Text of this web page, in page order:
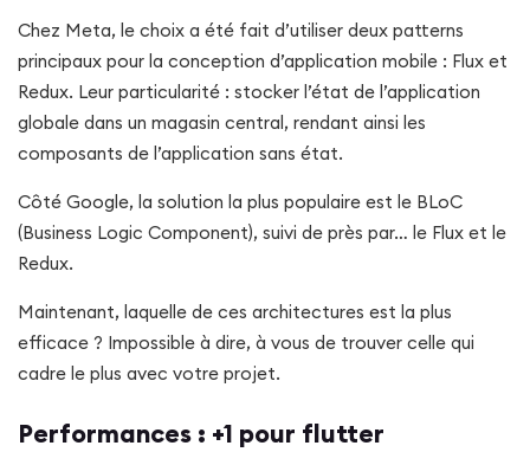
Chez Meta, le choix a été fait d’utiliser deux patterns
principaux pour la conception d’application mobile : Flux et
Redux. Leur particularité : stocker l’état de l’application
globale dans un magasin central, rendant ainsi les
composants de l’application sans état.
Côté Google, la solution la plus populaire est le BLoC
(Business Logic Component), suivi de près par… le Flux et le
Redux.
Maintenant, laquelle de ces architectures est la plus
efficace ? Impossible à dire, à vous de trouver celle qui
cadre le plus avec votre projet.
Performances : +1 pour flutter